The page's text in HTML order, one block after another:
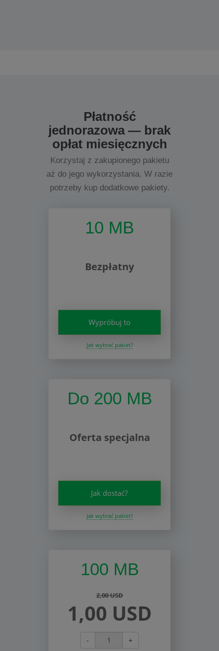
Płatność
jednorazowa — brak
opłat miesięcznych
Korzystaj z zakupionego pakietu
aż do jego wykorzystania. W razie
potrzeby kup dodatkowe pakiety.
10 MB
Bezpłatny
Wypróbuj to
Jak wybrać pakiet?
Do 200 MB
Oferta specjalna
Jak dostać?
Jak wybrać pakiet?
100 MB
2,00 USD
1,00 USD
- +